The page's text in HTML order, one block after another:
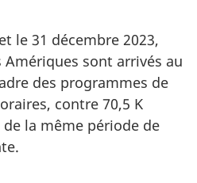
le 31 décembre 2023,
Amériques sont arrivés au
des programmes de
contre 70,5 K
la même période de